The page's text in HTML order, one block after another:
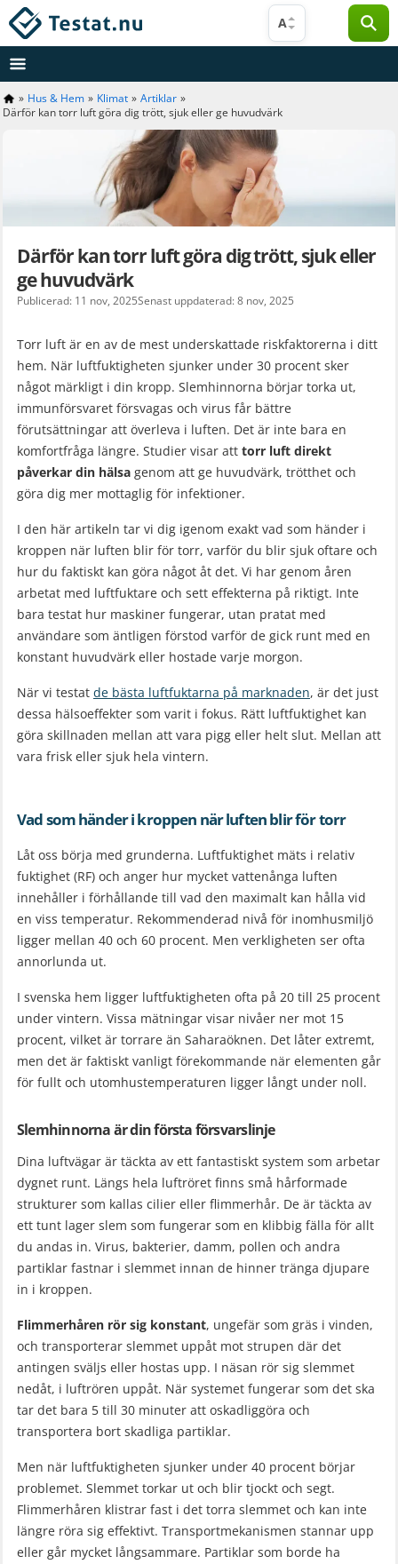
Hoppa
till
innehåll
A
» Hus & Hem » Klimat » Artiklar »
Därför kan torr luft göra dig trött, sjuk eller ge huvudvärk
Därför kan torr luft göra dig trött, sjuk eller
ge huvudvärk
Publicerad: 11 nov, 2025Senast uppdaterad: 8 nov, 2025
Torr luft är en av de mest underskattade riskfaktorerna i ditt
hem. När luftfuktigheten sjunker under 30 procent sker
något märkligt i din kropp. Slemhinnorna börjar torka ut,
immunförsvaret försvagas och virus får bättre
förutsättningar att överleva i luften. Det är inte bara en
komfortfråga längre. Studier visar att torr luft direkt
påverkar din hälsa genom att ge huvudvärk, trötthet och
göra dig mer mottaglig för infektioner.
I den här artikeln tar vi dig igenom exakt vad som händer i
kroppen när luften blir för torr, varför du blir sjuk oftare och
hur du faktiskt kan göra något åt det. Vi har genom åren
arbetat med luftfuktare och sett effekterna på riktigt. Inte
bara testat hur maskiner fungerar, utan pratat med
användare som äntligen förstod varför de gick runt med en
konstant huvudvärk eller hostade varje morgon.
När vi testat de bästa luftfuktarna på marknaden, är det just
dessa hälsoeffekter som varit i fokus. Rätt luftfuktighet kan
göra skillnaden mellan att vara pigg eller helt slut. Mellan att
vara frisk eller sjuk hela vintern.
Vad som händer i kroppen när luften blir för torr
Låt oss börja med grunderna. Luftfuktighet mäts i relativ
fuktighet (RF) och anger hur mycket vattenånga luften
innehåller i förhållande till vad den maximalt kan hålla vid
en viss temperatur. Rekommenderad nivå för inomhusmiljö
ligger mellan 40 och 60 procent. Men verkligheten ser ofta
annorlunda ut.
I svenska hem ligger luftfuktigheten ofta på 20 till 25 procent
under vintern. Vissa mätningar visar nivåer ner mot 15
procent, vilket är torrare än Saharaöknen. Det låter extremt,
men det är faktiskt vanligt förekommande när elementen går
för fullt och utomhustemperaturen ligger långt under noll.
Slemhinnorna är din första försvarslinje
Dina luftvägar är täckta av ett fantastiskt system som arbetar
dygnet runt. Längs hela luftröret finns små hårformade
strukturer som kallas cilier eller flimmerhår. De är täckta av
ett tunt lager slem som fungerar som en klibbig fälla för allt
du andas in. Virus, bakterier, damm, pollen och andra
partiklar fastnar i slemmet innan de hinner tränga djupare
in i kroppen.
Flimmerhåren rör sig konstant, ungefär som gräs i vinden,
och transporterar slemmet uppåt mot strupen där det
antingen sväljs eller hostas upp. I näsan rör sig slemmet
nedåt, i luftrören uppåt. När systemet fungerar som det ska
tar det bara 5 till 30 minuter att oskadliggöra och
transportera bort skadliga partiklar.
Men när luftfuktigheten sjunker under 40 procent börjar
problemet. Slemmet torkar ut och blir tjockt och segt.
Flimmerhåren klistrar fast i det torra slemmet och kan inte
längre röra sig effektivt. Transportmekanismen stannar upp
eller går mycket långsammare. Partiklar som borde ha